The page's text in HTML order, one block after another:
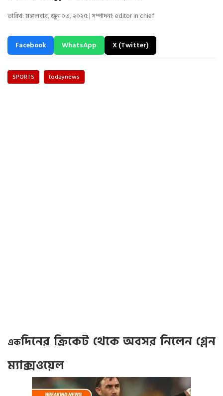
তারিখ: মঙ্গলবার, জুন ০৩, ২০২৫ | সম্পাদনা: editor in chief
Facebook WhatsApp X (Twitter)
SPORTS todaynews
একদিনের ক্রিকেট থেকে অবসর নিলেন গ্লেন
ম্যাক্সওয়েল